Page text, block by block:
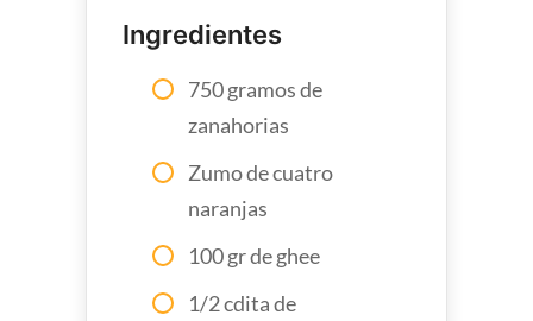
Ingredientes
750 gramos de
zanahorias
Zumo de cuatro
naranjas
100 gr de ghee
1/2 cdita de